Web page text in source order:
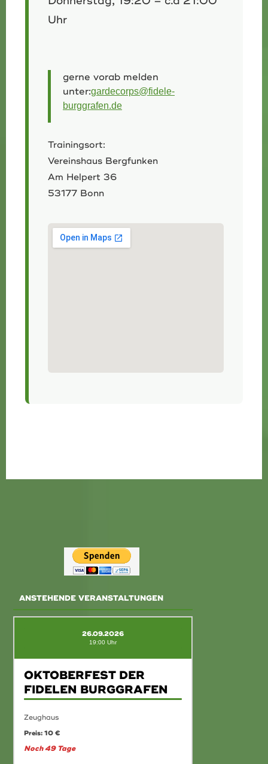
Uhr
gerne vorab melden
unter:gardecorps@fidele-
burggrafen.de
Trainingsort:
Vereinshaus Bergfunken
Am Helpert 36
53177 Bonn
ANSTEHENDE VERANSTALTUNGEN
26.09.2026
19:00 Uhr
OKTOBERFEST DER
FIDELEN BURGGRAFEN
Zeughaus
Preis: 10 €
Noch 49 Tage